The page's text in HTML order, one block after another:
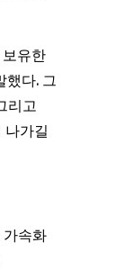
유한
다. 그
리고
나가길
속화